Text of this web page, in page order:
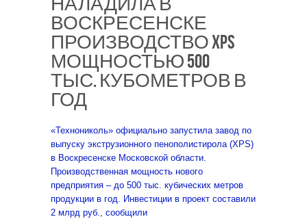
ВОСКРЕСЕНСКЕ
ПРОИЗВОДСТВО XPS
МОЩНОСТЬЮ 500
ТЫС. КУБОМЕТРОВ В
ГОД
«Технониколь» официально запустила завод по
выпуску экструзионного пенополистирола (XPS)
в Воскресенске Московской области.
Производственная мощность нового
предприятия – до 500 тыс. кубических метров
продукции в год. Инвестиции в проект составили
2 млрд руб., сообщили